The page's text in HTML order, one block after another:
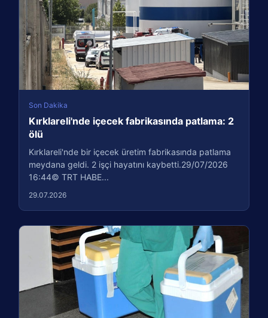
Son Dakika
Kırklareli'nde içecek fabrikasında patlama: 2
ölü
Kırklareli'nde bir içecek üretim fabrikasında patlama
meydana geldi. 2 işçi hayatını kaybetti.29/07/2026
16:44© TRT HABE...
29.07.2026